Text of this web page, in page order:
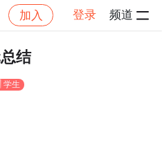
加入 登录 频道
象设计与构造
结
学生